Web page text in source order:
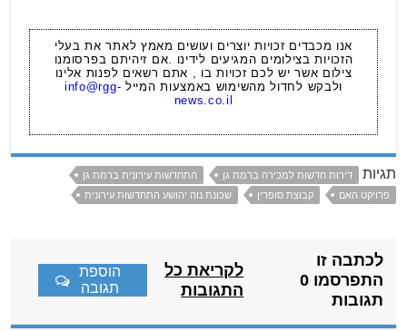
אנו מכבדים זכויות יוצרים ועושים מאמץ לאתר את בעלי
הזכויות בצילומים המגיעים לידינו .אם זיהיתם בפרסומנו
צילום אשר יש לכם זכויות בו , אתם רשאים לפנות אלינו
ולבקש לחדול מהשימוש באמצעות המייל info@rgg-
news.co.il
תגיות דירות חדשות למכירה ברמת גן
התחדשות עירונית ברמת גן
פרויקט האם
קבוצת סופרין שכונת נוה יהושע התחדשות עירונית
לכתבה זו
התפרסמו 0
תגובות
לקריאת כל
התגובות
הוספת
תגובה